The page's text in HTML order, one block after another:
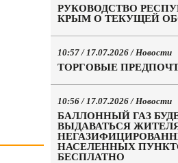
РУКОВОДСТВО
КРЫМ О ТЕКУЩЕЙ
10:57 / 17.07.2026 /Новости
ТОРГОВЫЕ
10:56 / 17.07.2026 /Новости
БАЛЛОННЫЙ ГАЗ
ВЫДАВАТЬСЯ
НАСЕЛЕННЫХ
БЕСПЛАТНО